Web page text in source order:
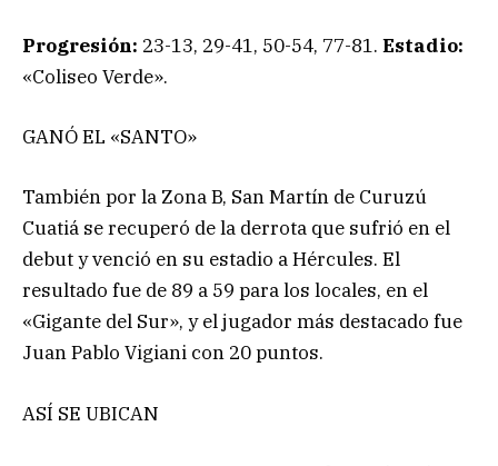
Progresión: 23-13, 29-41, 50-54, 77-81. Estadio:
«Coliseo Verde».
GANÓ EL «SANTO»
También por la Zona B, San Martín de Curuzú
Cuatiá se recuperó de la derrota que sufrió en el
debut y venció en su estadio a Hércules. El
resultado fue de 89 a 59 para los locales, en el
«Gigante del Sur», y el jugador más destacado fue
Juan Pablo Vigiani con 20 puntos.
ASÍ SE UBICAN